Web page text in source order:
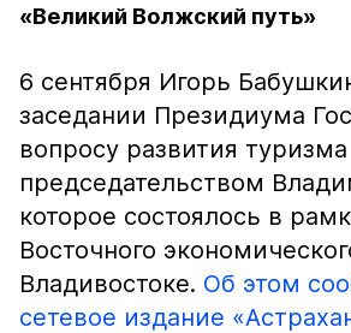
«Великий Волжский путь»
6 сентября Игорь
заседании Президиума
вопросу развития
председательством
которое состоялось в
Восточного
Владивостоке. Об этом
сетевое издание